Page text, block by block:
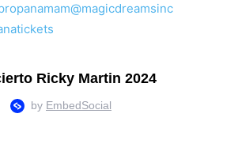
@magicdreamsinc